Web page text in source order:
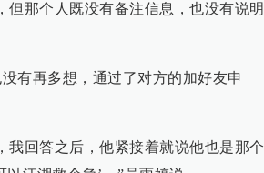
但那个人既没有备注信息，也没有说明
有再多想，通过了对方的加好友申
我回答之后，他紧接着就说他也是那个